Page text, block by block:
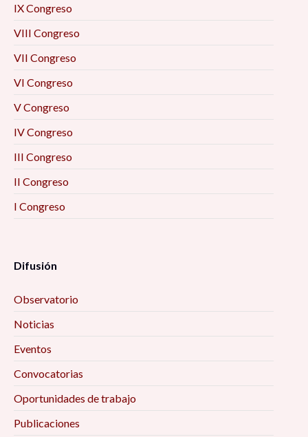
IX Congreso
VIII Congreso
VII Congreso
VI Congreso
V Congreso
IV Congreso
III Congreso
II Congreso
I Congreso
Difusión
Observatorio
Noticias
Eventos
Convocatorias
Oportunidades de trabajo
Publicaciones